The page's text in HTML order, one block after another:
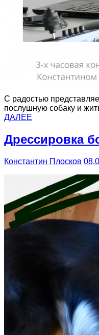
С радостью
послушную собаку и
ДАЛЕЕ
Дрессировка
Константин Плосков